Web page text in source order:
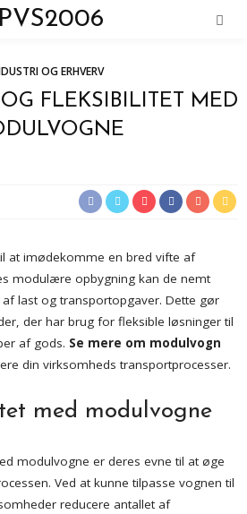
OG ERHVERV
FLEKSIBILITET MED
at imødekomme en bred vifte af
modulære opbygning kan de nemt
last og transportopgaver. Dette gør
der har brug for fleksible løsninger til
af gods. Se mere om modulvogn
din virksomheds transportprocesser.
med modulvogne
modulvogne er deres evne til at øge
Ved at kunne tilpasse vognen til
reducere antallet af